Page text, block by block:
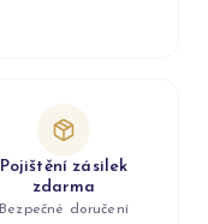
Pojištění zásilek
zdarma
Bezpečné doručení